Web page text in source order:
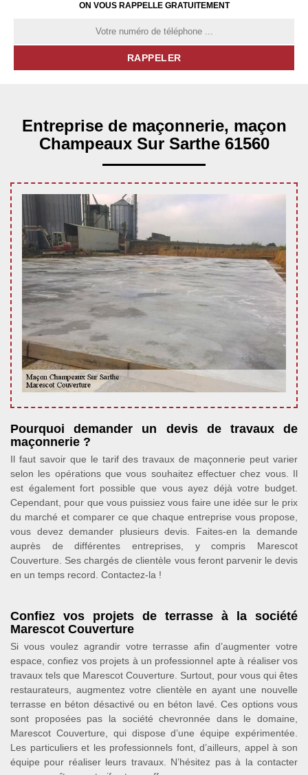
ON VOUS RAPPELLE GRATUITEMENT
Entreprise de maçonnerie, maçon
Champeaux Sur Sarthe 61560
Pourquoi demander un devis de travaux de
maçonnerie ?
Il faut savoir que le tarif des travaux de maçonnerie peut varier
selon les opérations que vous souhaitez effectuer chez vous. Il
est également fort possible que vous ayez déjà votre budget.
Cependant, pour que vous puissiez vous faire une idée sur le prix
du marché et comparer ce que chaque entreprise vous propose,
vous devez demander plusieurs devis. Faites-en la demande
auprès de différentes entreprises, y compris Marescot
Couverture. Ses chargés de clientèle vous feront parvenir le devis
en un temps record. Contactez-la !
Confiez vos projets de terrasse à la société
Marescot Couverture
Si vous voulez agrandir votre terrasse afin d’augmenter votre
espace, confiez vos projets à un professionnel apte à réaliser vos
travaux tels que Marescot Couverture. Surtout, pour vous qui êtes
restaurateurs, augmentez votre clientèle en ayant une nouvelle
terrasse en béton désactivé ou en béton lavé. Ces options vous
sont proposées pas la société chevronnée dans le domaine,
Marescot Couverture, qui dispose d’une équipe expérimentée.
Les particuliers et les professionnels font, d’ailleurs, appel à son
équipe pour réaliser leurs travaux. N’hésitez pas à la contacter